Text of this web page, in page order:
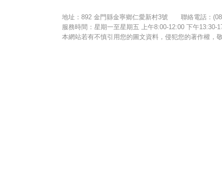
地址：892 金門縣金寧鄉仁愛新村3號 聯絡電話：
服務時間：星期一至星期五 上午8:00-12:00 下午
本網站若有不慎引用您的圖文資料，侵犯您的著作權，